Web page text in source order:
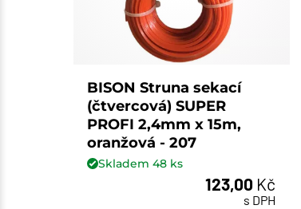
BISON Struna sekací
(čtvercová) SUPER
PROFI 2,4mm x 15m,
oranžová - 207
Skladem48 ks
123,00 Kč
s DPH